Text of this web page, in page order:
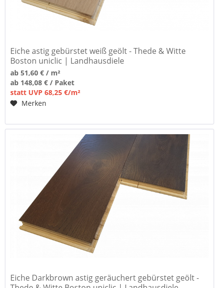
Eiche astig gebürstet weiß geölt - Thede & Witte
Boston uniclic | Landhausdiele
ab 51,60 € / m²
ab 148,08 € / Paket
statt UVP 68,25 €/m²
Merken
Eiche Darkbrown astig geräuchert gebürstet geölt -